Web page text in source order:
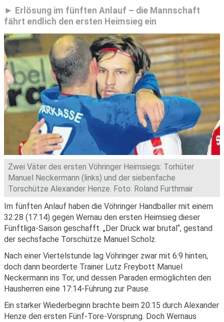
Erlösung im fünften Anlauf – die Mannschaft
fährt endlich den ersten Heimsieg ein
Zwei Väter des ersten Vöhringer Heimsiegs: Torhüter
Manuel Neckermann (links) und der siebenfache
Torschütze Alexander Henze. Foto: Roland Furthmair
Im fünften Anlauf haben die Vöhringer Handballer mit einem
32:28 (17:14) gegen Wernau den ersten Heimsieg dieser
Fünftliga-Saison geschafft. „Der Druck war brutal“, gestand
der sechsfache Torschütze Manuel Scholz.
Nach einer Viertelstunde lag Vöhringer zwar mit 6:9 hinten,
doch dann beorderte Trainer Lutz Freybott Manuel
Neckermann ins Tor, und dessen Paraden ermöglichten den
Hausherren eine 17:14-Führung zur Pause.
Ein starker Wiederbeginn brachte beim 20:15 durch Alexander
Henze den ersten Fünf-Tore-Vorsprung. Doch Wernaus